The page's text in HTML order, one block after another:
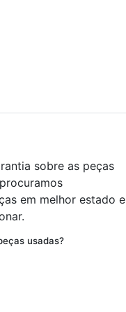
sobre as peças
em melhor estado e
usadas?